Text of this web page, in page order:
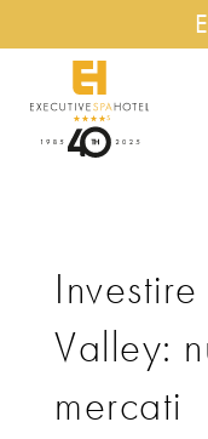
Valley:
mercati